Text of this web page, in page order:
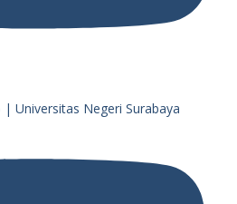
| Universitas Negeri Surabaya